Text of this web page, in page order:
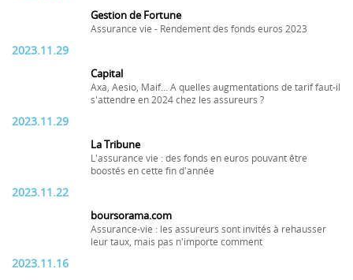
Gestion de Fortune
Assurance vie - Rendement des fonds euros 2023
2023.11.29
Capital
Axa, Aesio, Maif... A quelles augmentations de tarif faut-il
s'attendre en 2024 chez les assureurs ?
2023.11.29
La Tribune
L'assurance vie : des fonds en euros pouvant être
boostés en cette fin d'année
2023.11.22
boursorama.com
Assurance-vie : les assureurs sont invités à rehausser
leur taux, mais pas n'importe comment
2023.11.16